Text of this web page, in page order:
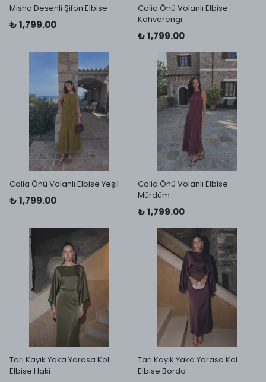
Misha Desenli Şifon Elbise
₺ 1,799.00
Calia Önü Volanlı Elbise
Kahverengi
₺ 1,799.00
Calia Önü Volanlı Elbise Yeşil
₺ 1,799.00
Calia Önü Volanlı Elbise
Mürdüm
₺ 1,799.00
Tari Kayık Yaka Yarasa Kol
Elbise Haki
Tari Kayık Yaka Yarasa Kol
Elbise Bordo